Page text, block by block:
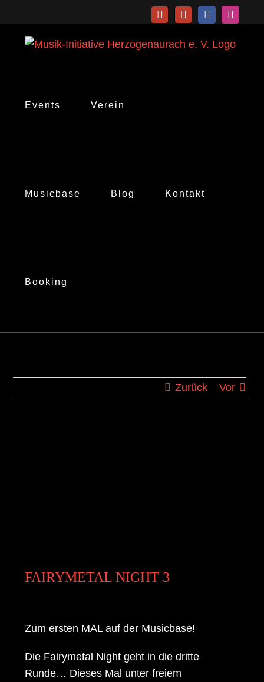
Inhalt
springen
Telefon
E-
Facebook
Events Verein
Musicbase Blog Kontakt
Booking
Zurück Vor
FAIRYMETAL NIGHT 3
Zum ersten MAL auf der Musicbase!
Die Fairymetal Night geht in die dritte
Runde… Dieses Mal unter freiem